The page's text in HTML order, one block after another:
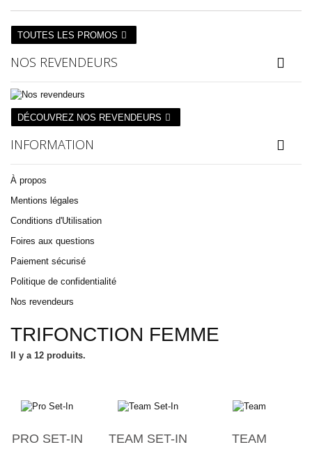
TOUTES LES PROMOS
NOS REVENDEURS
DÉCOUVREZ NOS REVENDEURS
INFORMATION
À propos
Mentions légales
Conditions d'Utilisation
Foires aux questions
Paiement sécurisé
Politique de confidentialité
Nos revendeurs
TRIFONCTION FEMME
Il y a 12 produits.
PRO SET-IN TEAM SET-IN TEAM